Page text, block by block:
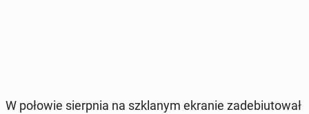
W połowie sierp­nia na szkla­nym ekranie za­de­biu­to­wał